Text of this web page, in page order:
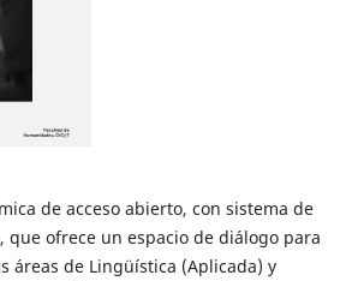
de acceso abierto, con sistema de
ofrece un espacio de diálogo para
áreas de Lingüística (Aplicada) y